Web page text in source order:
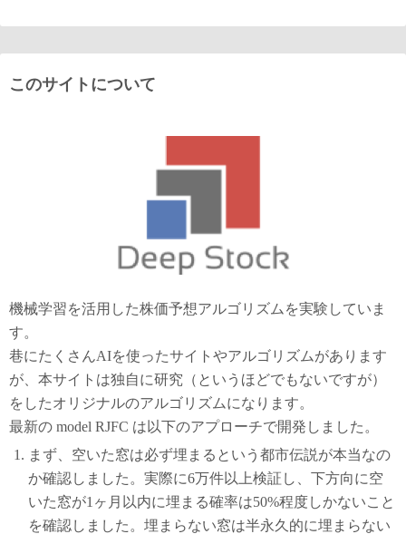
このサイトについて
機械学習を活用した株価予想アルゴリズムを実験していま
す。
巷にたくさんAIを使ったサイトやアルゴリズムがあります
が、本サイトは独自に研究（というほどでもないですが）
をしたオリジナルのアルゴリズムになります。
最新の model RJFC は以下のアプローチで開発しました。
まず、空いた窓は必ず埋まるという都市伝説が本当なの
か確認しました。実際に6万件以上検証し、下方向に空
いた窓が1ヶ月以内に埋まる確率は50%程度しかないこと
を確認しました。埋まらない窓は半永久的に埋まらない